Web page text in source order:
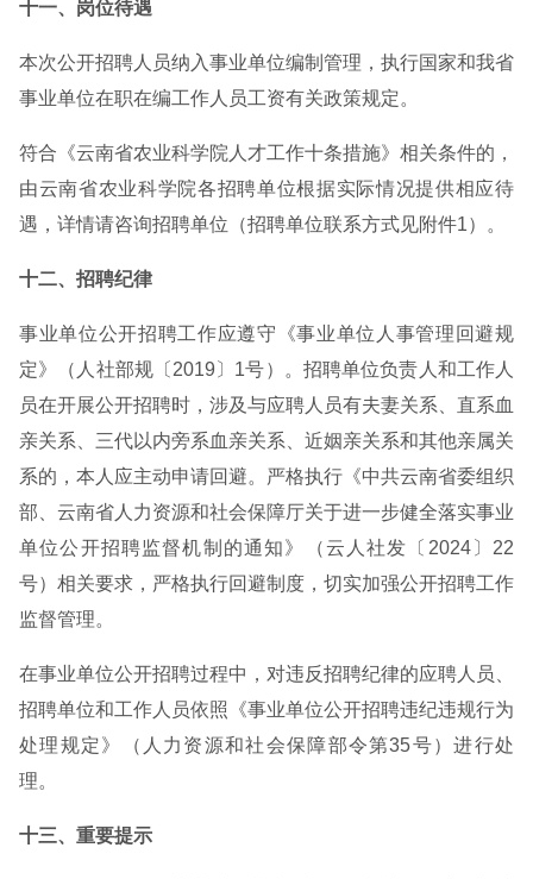
十一、岗位待遇
本次公开招聘人员纳入事业单位编制管理，执行国家和我省
事业单位在职在编工作人员工资有关政策规定。
符合《云南省农业科学院人才工作十条措施》相关条件的，
由云南省农业科学院各招聘单位根据实际情况提供相应待
遇，详情请咨询招聘单位（招聘单位联系方式见附件1）。
十二、招聘纪律
事业单位公开招聘工作应遵守《事业单位人事管理回避规
定》（人社部规〔2019〕1号）。招聘单位负责人和工作人
员在开展公开招聘时，涉及与应聘人员有夫妻关系、直系血
亲关系、三代以内旁系血亲关系、近姻亲关系和其他亲属关
系的，本人应主动申请回避。严格执行《中共云南省委组织
部、云南省人力资源和社会保障厅关于进一步健全落实事业
单位公开招聘监督机制的通知》（云人社发〔2024〕22
号）相关要求，严格执行回避制度，切实加强公开招聘工作
监督管理。
在事业单位公开招聘过程中，对违反招聘纪律的应聘人员、
招聘单位和工作人员依照《事业单位公开招聘违纪违规行为
处理规定》（人力资源和社会保障部令第35号）进行处
理。
十三、重要提示